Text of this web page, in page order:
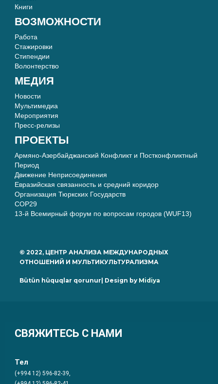
Книги
ВОЗМОЖНОСТИ
Работа
Стажировки
Стипендии
Волонтерство
МЕДИЯ
Новости
Мультимедиа
Мероприятия
Пресс-релизы
ПРОЕКТЫ
Армяно-Азербайджанский Конфликт и Постконфликтный
Период
Движение Неприсоединения
Евразийская связанность и средний коридор
Организация Тюркских Государств
COP29
13-й Всемирный форум по вопросам городов (WUF13)
© 2022, ЦЕНТР АНАЛИЗА МЕЖДУНАРОДНЫХ
ОТНОШЕНИЙ И МУЛЬТИКУЛЬТУРАЛИЗМА
Bütün hüquqlar qorunur| Design by Midiya
СВЯЖИТЕСЬ С НАМИ
Тел
(+994 12) 596-82-39,